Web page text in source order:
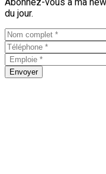
du jour.
Envoyer